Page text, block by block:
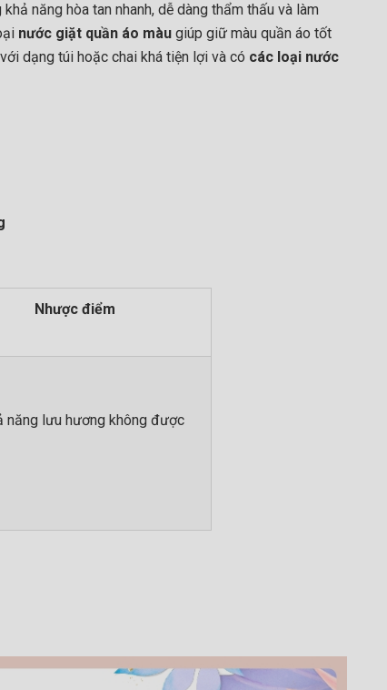
năng hòa tan nhanh, dễ dàng thẩm thấu và làm
nước giặt quần áo màu giúp giữ màu quần áo tốt
dạng túi hoặc chai khá tiện lợi và có các loại nước
Nhược điểm
năng lưu hương không được